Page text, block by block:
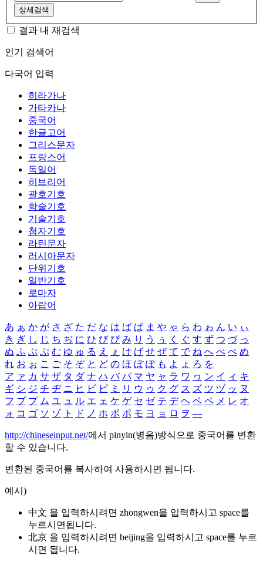
상세검색
결과 내 재검색
인기 검색어
다국어 입력
히라가나
가타카나
중국어
한글고어
그리스문자
프랑스어
독일어
히브리어
괄호기호
학술기호
기술기호
첨자기호
라틴문자
러시아문자
단위기호
일반기호
로마자
아랍어
あ ぁ か が さ ざ た だ な は ば ぱ ま や ゃ ら わ ゎ ん い ぃ
き ぎ し じ ち ぢ に ひ び ぴ み り う ぅ く ぐ す ず つ づ っ
ぬ ふ ぶ ぷ む ゆ ゅ る え ぇ け げ せ ぜ て で ね へ べ ぺ め
れ お ぉ こ ご そ ぞ と ど の ほ ぼ ぽ も よ ょ ろ を
ア ァ カ サ ザ タ ダ ナ ハ バ パ マ ヤ ャ ラ ワ ヮ ン イ ィ キ
ギ シ ジ チ ヂ ニ ヒ ビ ピ ミ リ ウ ゥ ク グ ス ズ ツ ヅ ッ ヌ
フ ブ プ ム ユ ュ ル エ ェ ケ ゲ セ ゼ テ デ ヘ ベ ペ メ レ オ
ォ コ ゴ ソ ゾ ト ド ノ ホ ボ ポ モ ヨ ョ ロ ヲ ―
http://chineseinput.net/에서 pinyin(병음)방식으로 중국어를 변환
할 수 있습니다.
변환된 중국어를 복사하여 사용하시면 됩니다.
예시)
中文 을 입력하시려면 zhongwen을 입력하시고 space를
누르시면됩니다.
北京 을 입력하시려면 beijing을 입력하시고 space를 누르
시면 됩니다.